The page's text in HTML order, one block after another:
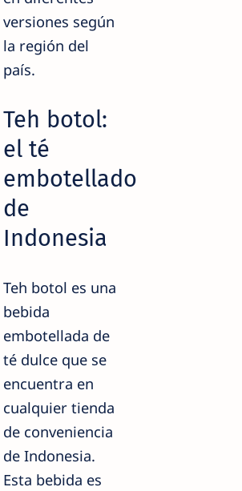
versiones según
la región del
país.
Teh botol:
el té
embotellado
de
Indonesia
Teh botol es una
bebida
embotellada de
té dulce que se
encuentra en
cualquier tienda
de conveniencia
de Indonesia.
Esta bebida es